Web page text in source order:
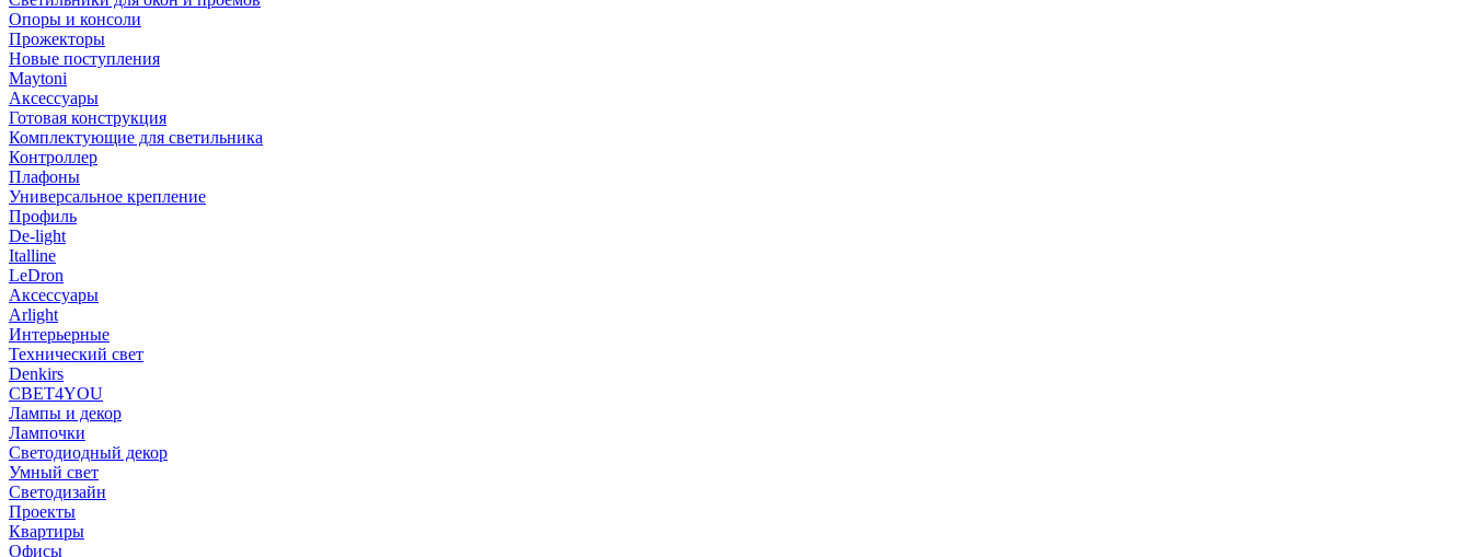
Опоры и консоли
Прожекторы
Новые поступления
Maytoni
Аксессуары
Готовая конструкция
Комплектующие для светильника
Контроллер
Плафоны
Универсальное крепление
Профиль
De-light
Italline
LeDron
Аксессуары
Arlight
Интерьерные
Технический свет
Denkirs
СВЕТ4YOU
Лампы и декор
Лампочки
Светодиодный декор
Умный свет
Светодизайн
Проекты
Квартиры
Офисы